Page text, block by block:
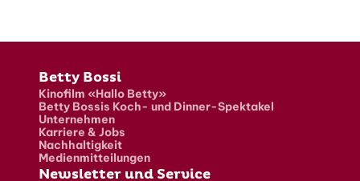
Fusszeile
Betty Bossi
Kinofilm «Hallo Betty»
Betty Bossis Koch- und Dinner-Spektakel
Unternehmen
Karriere & Jobs
Nachhaltigkeit
Medienmitteilungen
Newsletter und Service